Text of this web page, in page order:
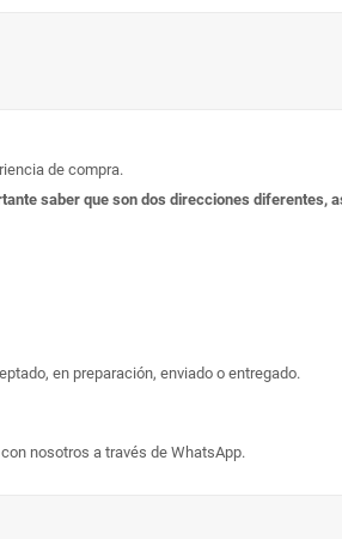
de compra.
saber que son dos direcciones diferentes,
en preparación, enviado o entregado.
nosotros a través de WhatsApp.